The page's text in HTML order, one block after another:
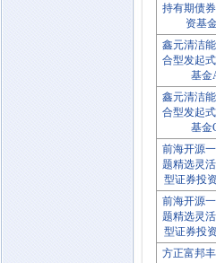
持有期债
资基
鑫元清洁
合型发起
基金
鑫元清洁
合型发起
基金
前海开源
题精选灵
型证券投
前海开源
题精选灵
型证券投
方正富邦